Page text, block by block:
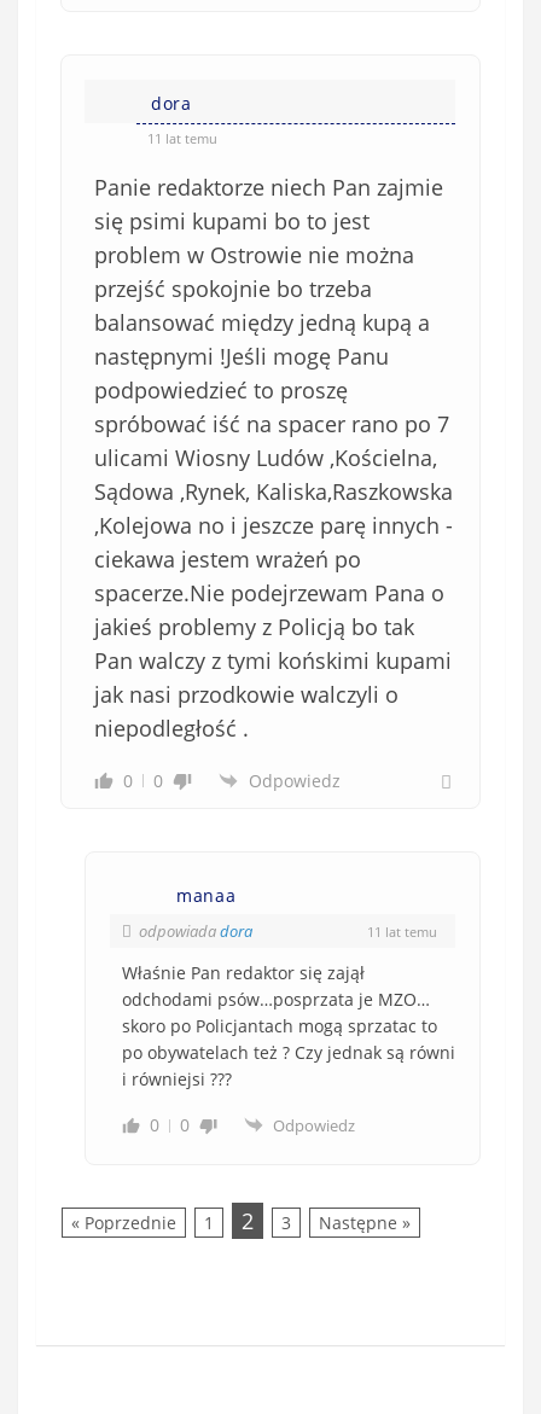
dora
11 lat temu
Panie redaktorze niech Pan zajmie
się psimi kupami bo to jest
problem w Ostrowie nie można
przejść spokojnie bo trzeba
balansować między jedną kupą a
następnymi !Jeśli mogę Panu
podpowiedzieć to proszę
spróbować iść na spacer rano po 7
ulicami Wiosny Ludów ,Kościelna,
Sądowa ,Rynek, Kaliska,Raszkowska
,Kolejowa no i jeszcze parę innych -
ciekawa jestem wrażeń po
spacerze.Nie podejrzewam Pana o
jakieś problemy z Policją bo tak
Pan walczy z tymi końskimi kupami
jak nasi przodkowie walczyli o
niepodległość .
0 0 Odpowiedz
manaa
odpowiadadora 11 lat temu
Właśnie Pan redaktor się zajął
odchodami psów…posprzata je MZO…
skoro po Policjantach mogą sprzatac to
po obywatelach też ? Czy jednak są równi
i równiejsi ???
0
0 Odpowiedz
« Poprzednie 1 2 3 Następne »